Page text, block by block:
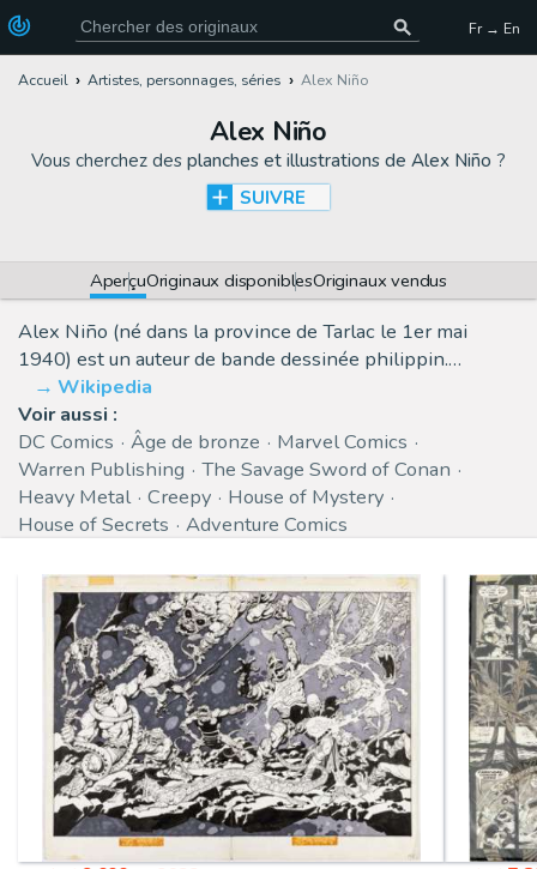
Fr → En
Accueil Artistes, personnages, séries Alex Niño
Alex Niño
Vous cherchez des planches et illustrations de Alex Niño ?
SUIVRE
AperçuOriginaux disponiblesOriginaux vendus
Alex Niño (né dans la province de Tarlac le 1er mai
1940) est un auteur de bande dessinée philippin.…
Wikipedia
Voir aussi :
DC Comics
Âge de bronze
Marvel Comics
Warren Publishing
The Savage Sword of Conan
Heavy Metal
Creepy
House of Mystery
House of Secrets
Adventure Comics